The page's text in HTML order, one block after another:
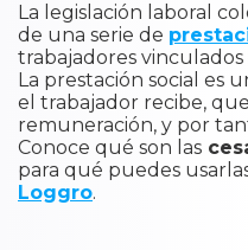
La legislación laboral
de una serie de
trabajadores
La prestación social es
el trabajador recibe,
remuneración, y por
Conoce qué son las
para qué puedes
Loggro.